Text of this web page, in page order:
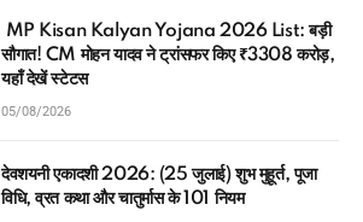
MP Kisan Kalyan Yojana 2026 List: बड़ी
सौगात! CM मोहन यादव ने ट्रांसफर किए ₹3308 करोड़,
यहाँ देखें स्टेटस
05/08/2026
देवशयनी एकादशी 2026: (25 जुलाई) शुभ मुहूर्त, पूजा
विधि, व्रत कथा और चातुर्मास के 101 नियम